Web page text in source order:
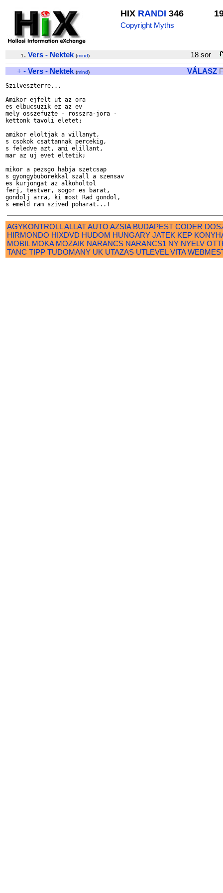
HIX RANDI 346
Copyright Myths
1 . Vers - Nektek (mind)
18 sor
+ - Vers - Nektek (mind) VÁLASZ
Szilveszterre...
Amikor ejfelt ut az ora
es elbucsuzik ez az ev
mely osszefuzte - rosszra-jora -
kettonk tavoli eletet;
amikor eloltjak a villanyt,
s csokok csattannak percekig,
s feledve azt, ami elillant,
mar az uj evet eltetik;
mikor a pezsgo habja szetcsap
s gyongybuborekkal szall a szensav
es kurjongat az alkoholtol
ferj, testver, sogor es barat,
gondolj arra, ki most Rad gondol,
AGYKONTROLLALLATAUTO AZSIA BUDAPEST CODER
HIRMONDO HIXDVD HUDOM HUNGARY JATEK KEP
MOBIL MOKA MOZAIK NARANCS NARANCS1 NY NYELV
TANC TIPP TUDOMANY UK UTAZAS UTLEVEL VITA